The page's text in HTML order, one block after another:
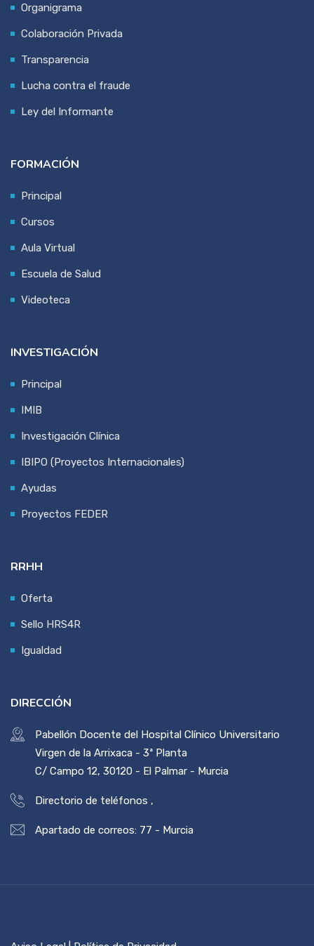
Organigrama
Colaboración Privada
Transparencia
Lucha contra el fraude
Ley del Informante
FORMACIÓN
Principal
Cursos
Aula Virtual
Escuela de Salud
Videoteca
INVESTIGACIÓN
Principal
IMIB
Investigación Clínica
IBIPO (Proyectos Internacionales)
Ayudas
Proyectos FEDER
RRHH
Oferta
Sello HRS4R
Igualdad
DIRECCIÓN
Pabellón Docente del Hospital Clínico Universitario
Virgen de la Arrixaca - 3ª Planta
C/ Campo 12, 30120 - El Palmar - Murcia
Directorio de teléfonos ,
Apartado de correos: 77 - Murcia